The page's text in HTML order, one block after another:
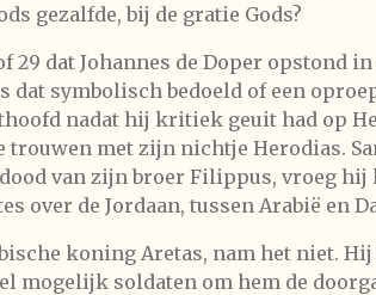
gezalfde, bij de gratie Gods?
29 dat Johannes de Doper opstond
dat symbolisch bedoeld of een
nadat hij kritiek geuit had op
trouwen met zijn nichtje Herodias.
van zijn broer Filippus, vroeg
over de Jordaan, tussen Arabië en
koning Aretas, nam het niet.
mogelijk soldaten om hem de